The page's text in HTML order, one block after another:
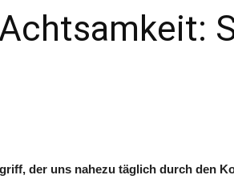
der uns nahezu täglich durch den